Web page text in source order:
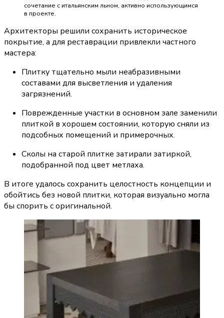
сочетание с итальянским льном, активно использующимся
в проекте.
Архитекторы решили сохранить историческое
покрытие, а для реставрации привлекли частного
мастера:
Плитку тщательно мыли неабразивными
составами для высветления и удаления
загрязнений.
Поврежденные участки в основном зале заменили
плиткой в хорошем состоянии, которую сняли из
подсобных помещений и примерочных.
Сколы на старой плитке затирали затиркой,
подобранной под цвет метлаха.
В итоге удалось сохранить целостность концепции и
обойтись без новой плитки, которая визуально могла
бы спорить с оригинальной.